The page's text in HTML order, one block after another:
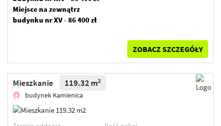
Miejsce na zewnątrz
budynku nr XV - 86 400 zł
ZOBACZ SZCZEGÓŁY
Mieszkanie 119.32 m2
budynek Kamienica